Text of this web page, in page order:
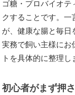
ゴ糖・プロバイオテ
クすることです。一
が、健康な腸と毎日
実務で飼い主様にお
トを具体的に整理し
初心者がまず押